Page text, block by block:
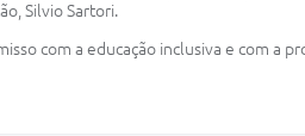
Silvio Sartori.
com a educação inclusiva e com a